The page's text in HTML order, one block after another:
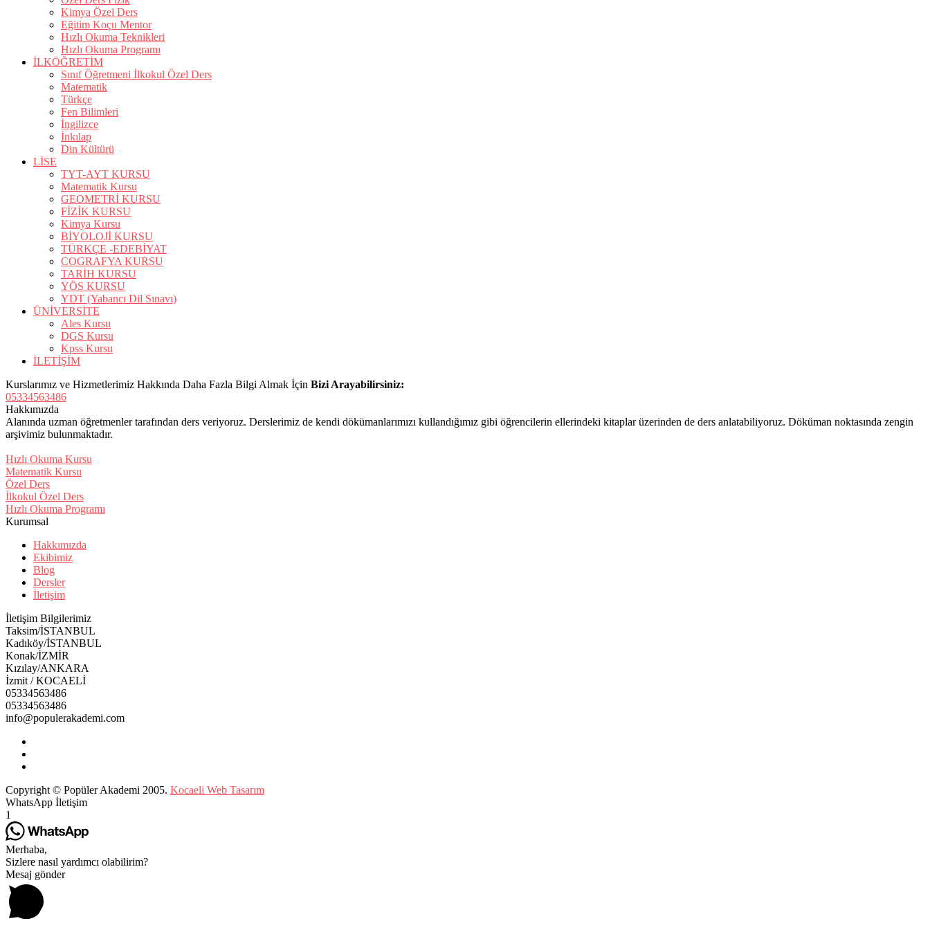
Kimya Özel Ders
Eğitim Koçu Mentor
Hızlı Okuma Teknikleri
Hızlı Okuma Programı
İLKÖĞRETİM
Sınıf Öğretmeni İlkokul Özel Ders
Matematik
Türkçe
Fen Bilimleri
İngilizce
İnkılap
Din Kültürü
LİSE
TYT-AYT KURSU
Matematik Kursu
GEOMETRİ KURSU
FİZİK KURSU
Kimya Kursu
BİYOLOJİ KURSU
TÜRKÇE -EDEBİYAT
COGRAFYA KURSU
TARİH KURSU
YÖS KURSU
YDT (Yabancı Dil Sınavı)
ÜNİVERSİTE
Ales Kursu
DGS Kursu
Kpss Kursu
İLETİŞİM
Kurslarımız ve Hizmetlerimiz Hakkında Daha Fazla Bilgi Almak İçin Bizi Arayabilirsiniz:
05334563486
Hakkımızda
Alanında uzman öğretmenler tarafından ders veriyoruz. Derslerimiz de kendi dökümanlarımızı kullandığımız gibi öğrencilerin ellerindeki kitaplar üzerinden de ders anlatabiliyoruz. Döküman noktasında zengin
arşivimiz bulunmaktadır.
Hızlı Okuma Kursu
Matematik Kursu
Özel Ders
İlkokul Özel Ders
Hızlı Okuma Programı
Kurumsal
Hakkımızda
Ekibimiz
Blog
Dersler
İletişim
İletişim Bilgilerimiz
Taksim/İSTANBUL
Kadıköy/İSTANBUL
Konak/İZMİR
Kızılay/ANKARA
İzmit / KOCAELİ
05334563486
05334563486
info@populerakademi.com
Copyright © Popüler Akademi 2005. Kocaeli Web Tasarım
WhatsApp İletişim
1
Merhaba,
Sizlere nasıl yardımcı olabilirim?
Mesaj gönder